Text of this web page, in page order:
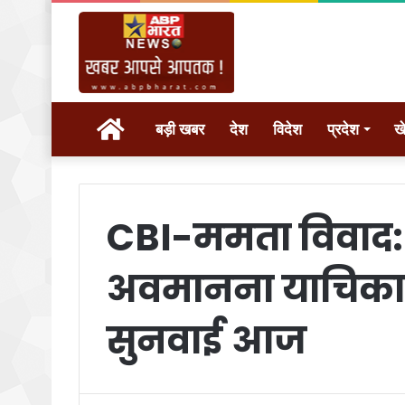
होम बड़ी खबर देश विदेश प्रदेश
CBI-ममता
अवमानना याचिका
सुनवाई आज